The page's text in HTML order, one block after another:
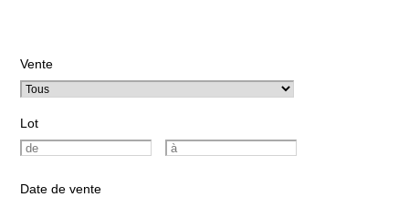
Vente
Lot
Date de vente